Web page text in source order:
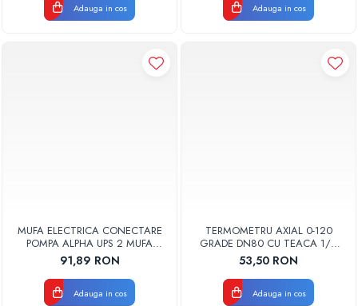
Adauga in cos Adauga in cos
MUFA ELECTRICA CONECTARE
POMPA ALPHA UPS 2 MUFA
ELECTRICA GRUNDFOS
91,89 RON
Adauga in cos
TERMOMETRU AXIAL 0-120
GRADE DN80 CU TEACA 1/2
TB80-100 FIMET
53,50 RON
Adauga in cos